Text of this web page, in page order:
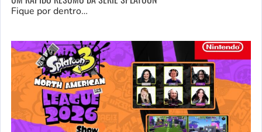
Fique por dentro…